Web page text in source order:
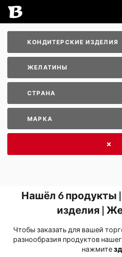
КОНДИТЕРСКИЕ ИЗДЕЛИЯ
ЖЕЛАТИНЫ
СТРАНА
МАРКА
Нашёл 6продукты
изделия |
Чтобы заказать для вашей
разнообразия продуктов
нажмите